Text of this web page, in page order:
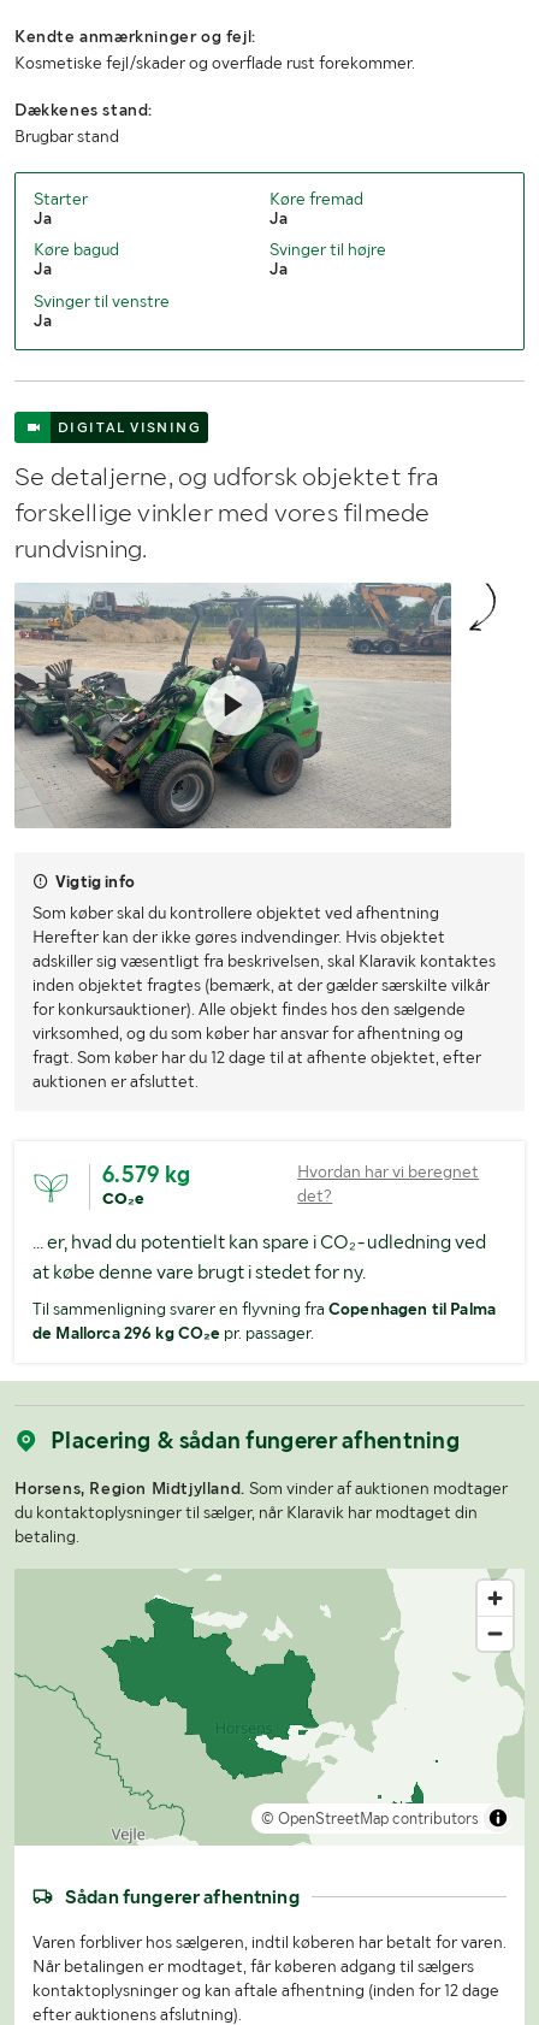
Kendte anmærkninger og fejl:
Kosmetiske fejl/skader og overflade rust forekommer.
Dækkenes stand:
Brugbar stand
Starter
Ja
Køre fremad
Ja
Køre bagud
Ja
Svinger til højre
Ja
Svinger til venstre
Ja
DIGITAL VISNING
Se detaljerne, og udforsk objektet fra
forskellige vinkler med vores filmede
rundvisning.
Vigtig info
Som køber skal du kontrollere objektet ved afhentning
Herefter kan der ikke gøres indvendinger. Hvis objektet
adskiller sig væsentligt fra beskrivelsen, skal Klaravik kontaktes
inden objektet fragtes (bemærk, at der gælder særskilte vilkår
for konkursauktioner). Alle objekt findes hos den sælgende
virksomhed, og du som køber har ansvar for afhentning og
fragt. Som køber har du 12 dage til at afhente objektet, efter
auktionen er afsluttet.
6.579 kg
CO₂e
Hvordan har vi beregnet
det?
... er, hvad du potentielt kan spare i CO₂-udledning ved
at købe denne vare brugt i stedet for ny.
Til sammenligning svarer en flyvning fra Copenhagen til Palma
de Mallorca 296 kg CO₂e pr. passager.
Placering & sådan fungerer afhentning
Horsens, Region Midtjylland. Som vinder af auktionen modtager
du kontaktoplysninger til sælger, når Klaravik har modtaget din
betaling.
© OpenStreetMap contributors
Sådan fungerer afhentning
Varen forbliver hos sælgeren, indtil køberen har betalt for varen.
Når betalingen er modtaget, får køberen adgang til sælgers
kontaktoplysninger og kan aftale afhentning (inden for 12 dage
efter auktionens afslutning).